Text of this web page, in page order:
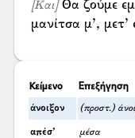
[Και]Θα ζούμε
μανίτσα μ’, μετ’
Κείμενο Επεξήγηση
άνοιξον (προστ.)
απέσ’ μέσα